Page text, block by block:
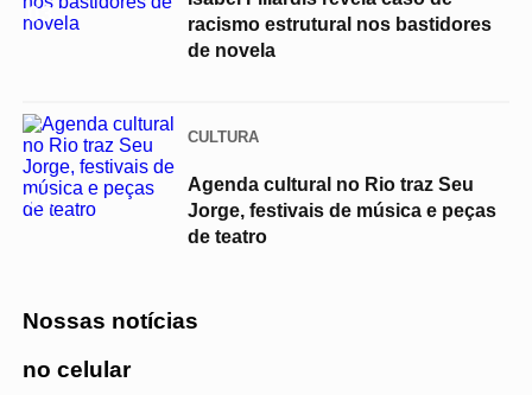
03
racismo estrutural nos bastidores
de novela
04
CULTURA
Agenda cultural no Rio traz Seu
Jorge, festivais de música e peças
de teatro
Nossas notícias
no celular